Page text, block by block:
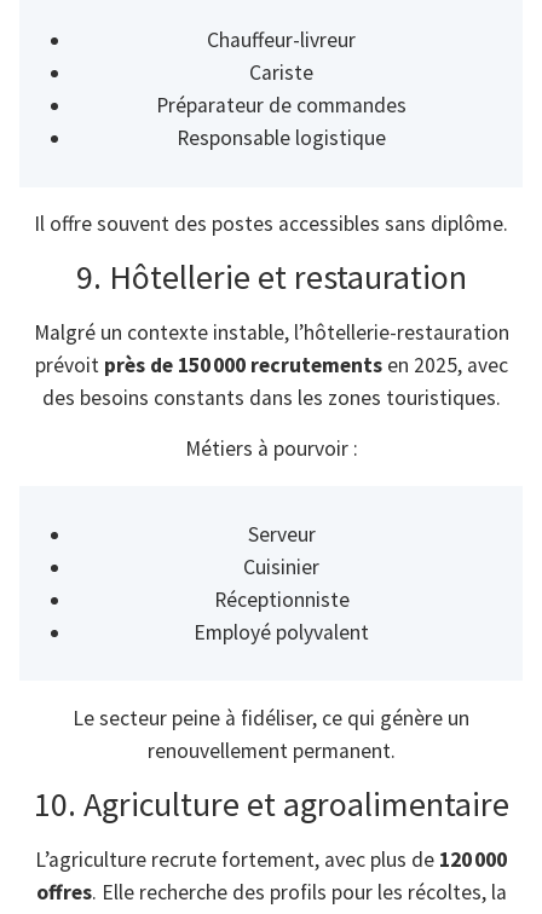
Chauffeur-livreur
Cariste
Préparateur de commandes
Responsable logistique
Il offre souvent des postes accessibles sans diplôme.
9. Hôtellerie et restauration
Malgré un contexte instable, l’hôtellerie-restauration
prévoit près de 150 000 recrutementsen 2025, avec
des besoins constants dans les zones touristiques.
Métiers à pourvoir :
Serveur
Cuisinier
Réceptionniste
Employé polyvalent
Le secteur peine à fidéliser, ce qui génère un
renouvellement permanent.
10. Agriculture et agroalimentaire
L’agriculture recrute fortement, avec plus de 120 000
offres. Elle recherche des profils pour les récoltes, la